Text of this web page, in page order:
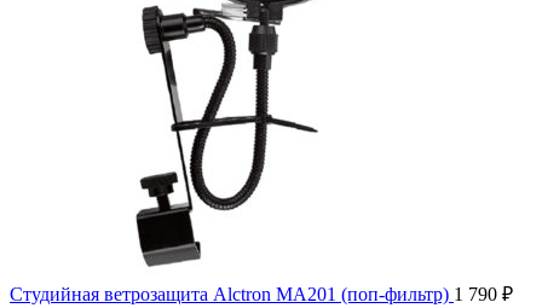
Студийная ветрозащита Alctron MA201 (поп-фильтр) 1 790 ₽